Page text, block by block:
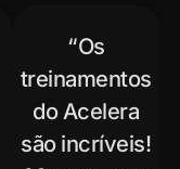
“Os
treinamentos
do Acelera
são incríveis!